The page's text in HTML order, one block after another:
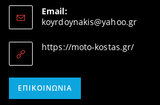
in
your
Email:
koyrdoynakis@yahoo.grOpens
https://moto-kostas.gr/
ΕΠΙΚΟΙΝΩΝΊΑ